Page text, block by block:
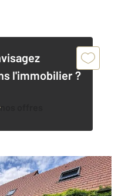
l'immobilier ?
nos offres